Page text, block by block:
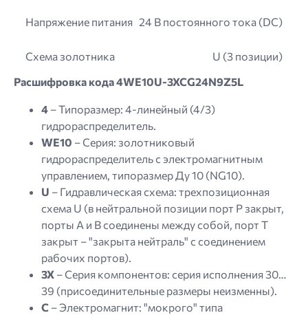
Напряжение питания 24 В постоянного тока (DC)
Схема золотника
U (3 позиции)
Расшифровка кода 4WE10U-3XCG24N9Z5L
4 – Типоразмер: 4-линейный (4/3)
гидрораспределитель.
WE10 – Серия: золотниковый
гидрораспределитель с электромагнитным
управлением, типоразмер Ду 10 (NG10).
U – Гидравлическая схема: трехпозиционная
схема U (в нейтральной позиции порт P закрыт,
порты A и B соединены между собой, порт T
закрыт – "закрыта нейтраль" с соединением
рабочих портов).
3X – Серия компонентов: серия исполнения 30…
39 (присоединительные размеры неизменны).
C – Электромагнит: "мокрого" типа